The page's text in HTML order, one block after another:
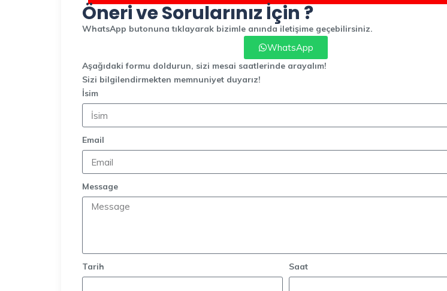
Öneri ve Sorularınız İçin ?
WhatsApp butonuna tıklayarak bizimle anında iletişime geçebilirsiniz.
WhatsApp
Aşağıdaki formu doldurun, sizi mesai saatlerinde arayalım!
Sizi bilgilendirmekten memnuniyet duyarız!
İsim
Email
Message
Tarih Saat